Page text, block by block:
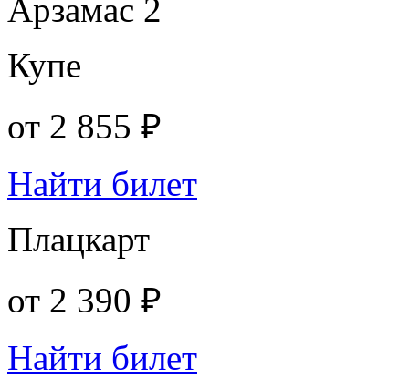
Арзамас 2
Купе
от 2 855 ₽
Найти билет
Плацкарт
от 2 390 ₽
Найти билет